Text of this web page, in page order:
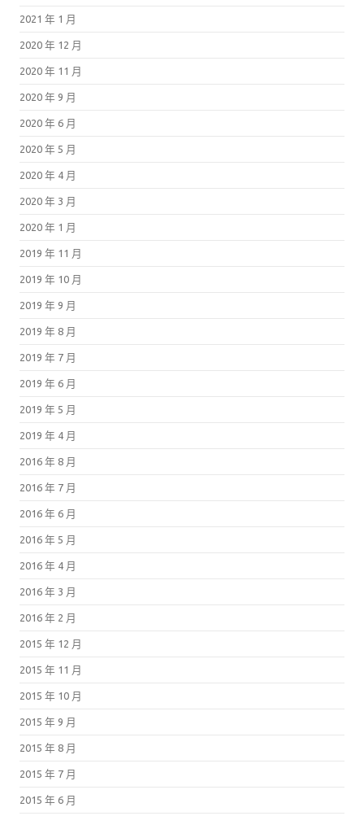
2021 年 1 月
2020 年 12 月
2020 年 11 月
2020 年 9 月
2020 年 6 月
2020 年 5 月
2020 年 4 月
2020 年 3 月
2020 年 1 月
2019 年 11 月
2019 年 10 月
2019 年 9 月
2019 年 8 月
2019 年 7 月
2019 年 6 月
2019 年 5 月
2019 年 4 月
2016 年 8 月
2016 年 7 月
2016 年 6 月
2016 年 5 月
2016 年 4 月
2016 年 3 月
2016 年 2 月
2015 年 12 月
2015 年 11 月
2015 年 10 月
2015 年 9 月
2015 年 8 月
2015 年 7 月
2015 年 6 月